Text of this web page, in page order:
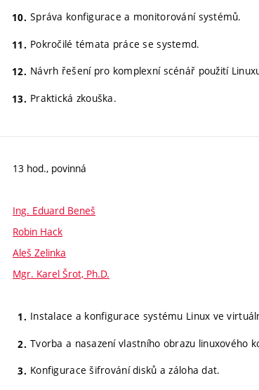
Správa konfigurace a monitorování systémů.
Pokročilé témata práce se systemd.
Návrh řešení pro komplexní scénář použití
Praktická zkouška.
13 hod., povinná
Ing. Eduard Beneš
Robin Hack
Aleš Zelinka
Mgr. Karel Šrot, Ph.D.
Instalace a konfigurace systému Linux ve
Tvorba a nasazení vlastního obrazu linuxového
Konfigurace šifrování disků a záloha dat.